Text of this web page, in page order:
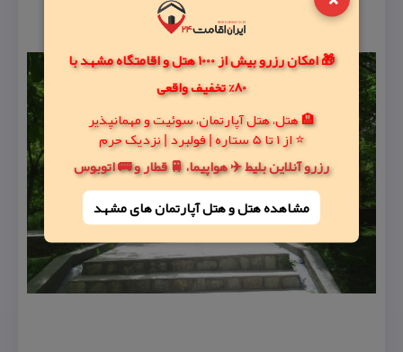
🎁 امکان رزرو بیش از 1000 هتل و اقامتگاه مشهد با
80% تخفیف واقعی
🏨 هتل، هتل آپارتمان، سوئیت و مهمانپذیر
⭐ از 1 تا 5 ستاره | فولبرد | نزدیک حرم
رزرو آنلاین بلیط ✈️ هواپیما، 🚆 قطار و 🚌 اتوبوس
مشاهده هتل و هتل‌ آپارتمان های مشهد